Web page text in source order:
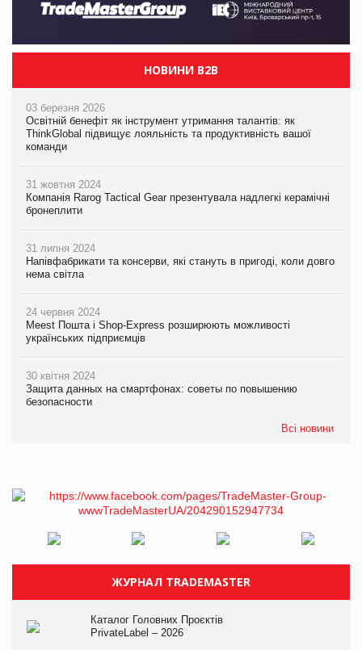
НОВИНИ B2B
03 березня 2026
Освітній бенефіт як інструмент утримання талантів: як
ThinkGlobal підвищує лояльність та продуктивність вашої
команди
31 жовтня 2024
Компанія Rarog Tactical Gear презентувала надлегкі керамічні
бронеплити
31 липня 2024
Напівфабрикати та консерви, які стануть в пригоді, коли довго
нема світла
24 червня 2024
Meest Пошта і Shop-Express розширюють можливості
українських підприємців
30 квітня 2024
Защита данных на смартфонах: советы по повышению
безопасности
Всі новини
ЖУРНАЛ TRADEMASTER
Каталог Головних Проєктів
PrivateLabel – 2026